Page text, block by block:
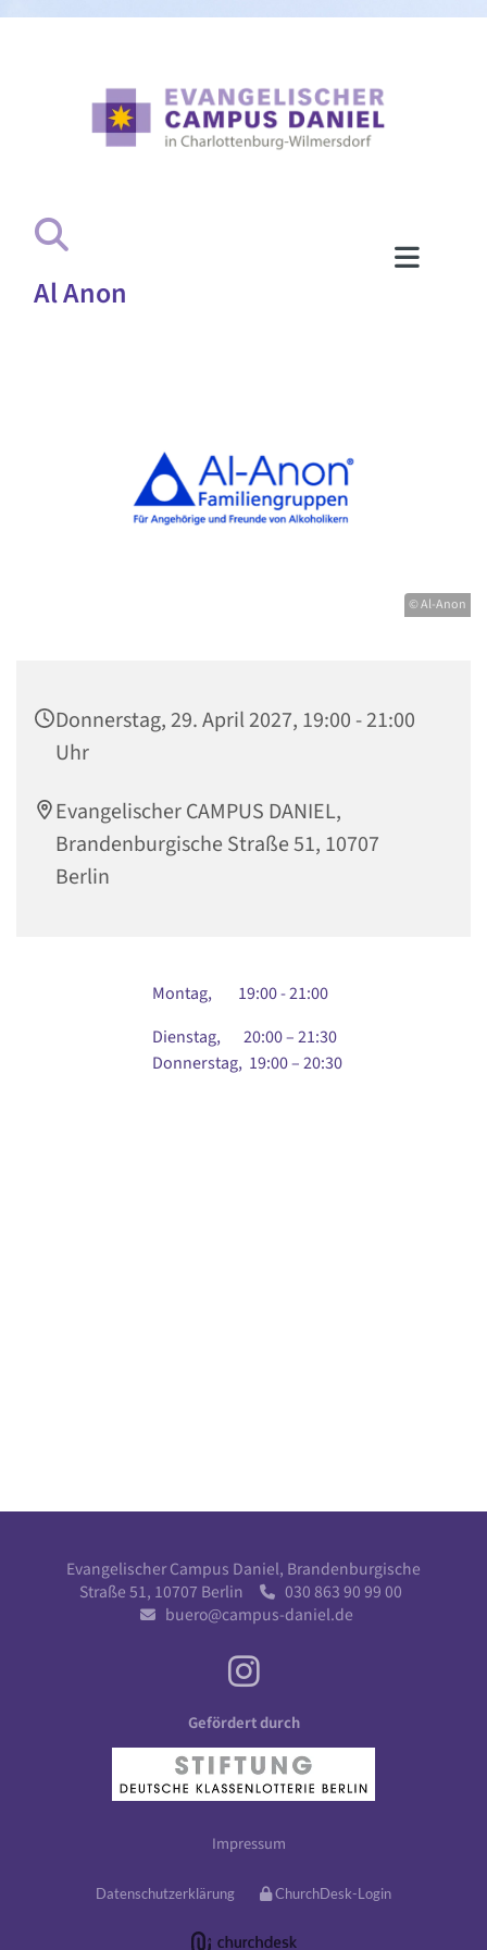
Al Anon
© Al-Anon
Donnerstag, 29. April 2027, 19:00 - 21:00
Uhr
Evangelischer CAMPUS DANIEL,
Brandenburgische Straße 51, 10707
Berlin
Montag, 19:00 - 21:00
Dienstag, 20:00 – 21:30
Donnerstag, 19:00 – 20:30
Evangelischer Campus Daniel, Brandenburgische
Straße 51, 10707 Berlin
030 863 90 99 00
 buero@campus-daniel.de
Gefördert durch
Impressum
Datenschutzerklärung ChurchDesk-Login